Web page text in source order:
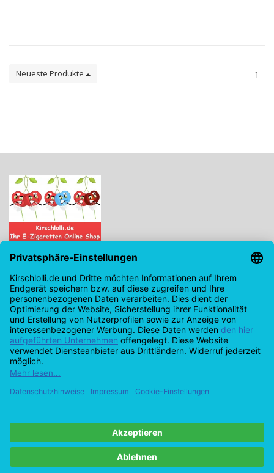
Neueste Produkte 1
Kirschlolli.de - Ihr E-Zigaretten Online Shop
Kirchplatz 7, 96114 Hirschaid
0171 - 6124207
info@kirschlolli.de
USt-IdNr.: DE321609131
Kundendienst
Mein Konto
© Copyright 2026 Kirschlolli.de – Ihr E-Zigaretten Online Shop in